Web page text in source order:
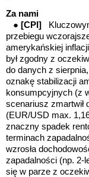
Za nami
● [CPI]
przebiegu
amerykańskiej
był zgodny z
do danych z
oznakę stabilizacji
konsumpcyjnych (z
scenariusz zmartwił
(EUR/USD max.
znaczny spadek
terminach
wzrosła
zapadalności (np. 2-
się w parze z